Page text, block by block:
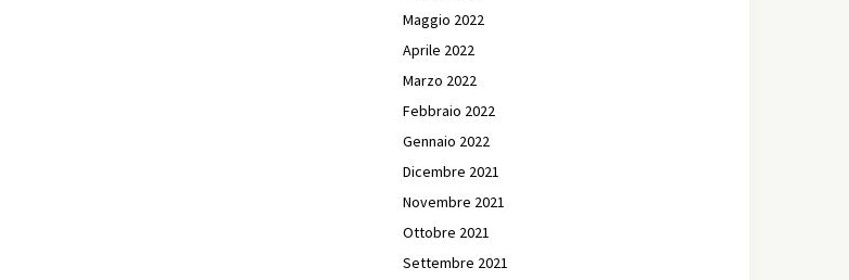
Maggio 2022
Aprile 2022
Marzo 2022
Febbraio 2022
Gennaio 2022
Dicembre 2021
Novembre 2021
Ottobre 2021
Settembre 2021